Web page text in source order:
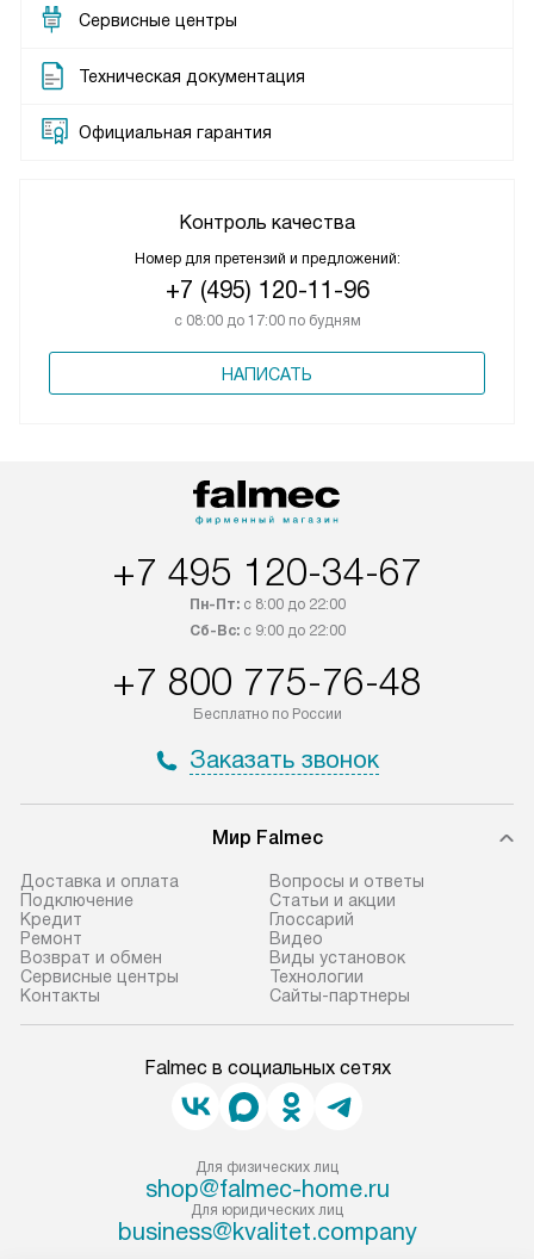
Сервисные центры
Техническая документация
Официальная гарантия
Контроль качества
Номер для претензий и предложений:
+7 (495) 120-11-96
с 08:00 до 17:00 по будням
НАПИСАТЬ
+7 495 120-34-67
Пн-Пт:с 8:00 до 22:00
Сб-Вс:с 9:00 до 22:00
+7 800 775-76-48
Бесплатно по России
Заказать звонок
Мир Falmec
Доставка и оплата
Подключение
Кредит
Ремонт
Возврат и обмен
Сервисные центры
Контакты
Вопросы и ответы
Статьи и акции
Глоссарий
Видео
Виды установок
Технологии
Сайты-партнеры
Falmec в социальных сетях
Для физических лиц
shop@falmec-home.ru
Для юридических лиц
business@kvalitet.company